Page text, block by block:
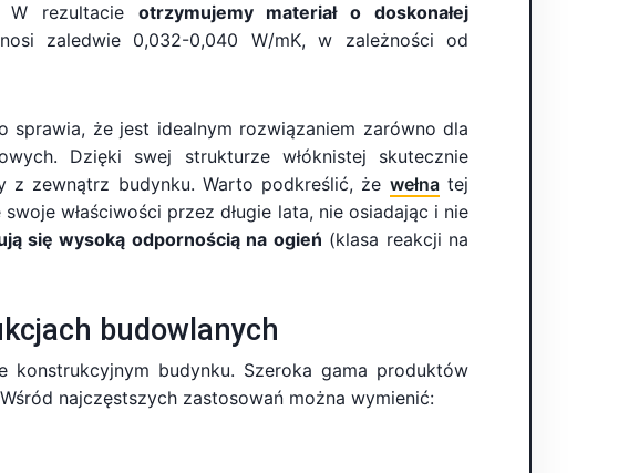
W rezultacie otrzymujemy materiał o doskonałej
zaledwie 0,032-0,040 W/mK, w zależności od
sprawia, że jest idealnym rozwiązaniem zarówno dla
Dzięki swej strukturze włóknistej skutecznie
z zewnątrz budynku. Warto podkreślić, że wełnatej
właściwości przez długie lata, nie osiadając i nie
się wysoką odpornością na ogień (klasa reakcji na
budowlanych
konstrukcyjnym budynku. Szeroka gama produktów
najczęstszych zastosowań można wymienić: